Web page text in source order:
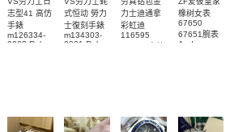
志型41 高仿
手錶
m126334-
0002 Rolex
式恒动 勞力
士復刻手錶
m134303-
0001 Rolex
力士迪通拿
彩虹迪
116595
橡树女表
67650
67651腕表
Audemars